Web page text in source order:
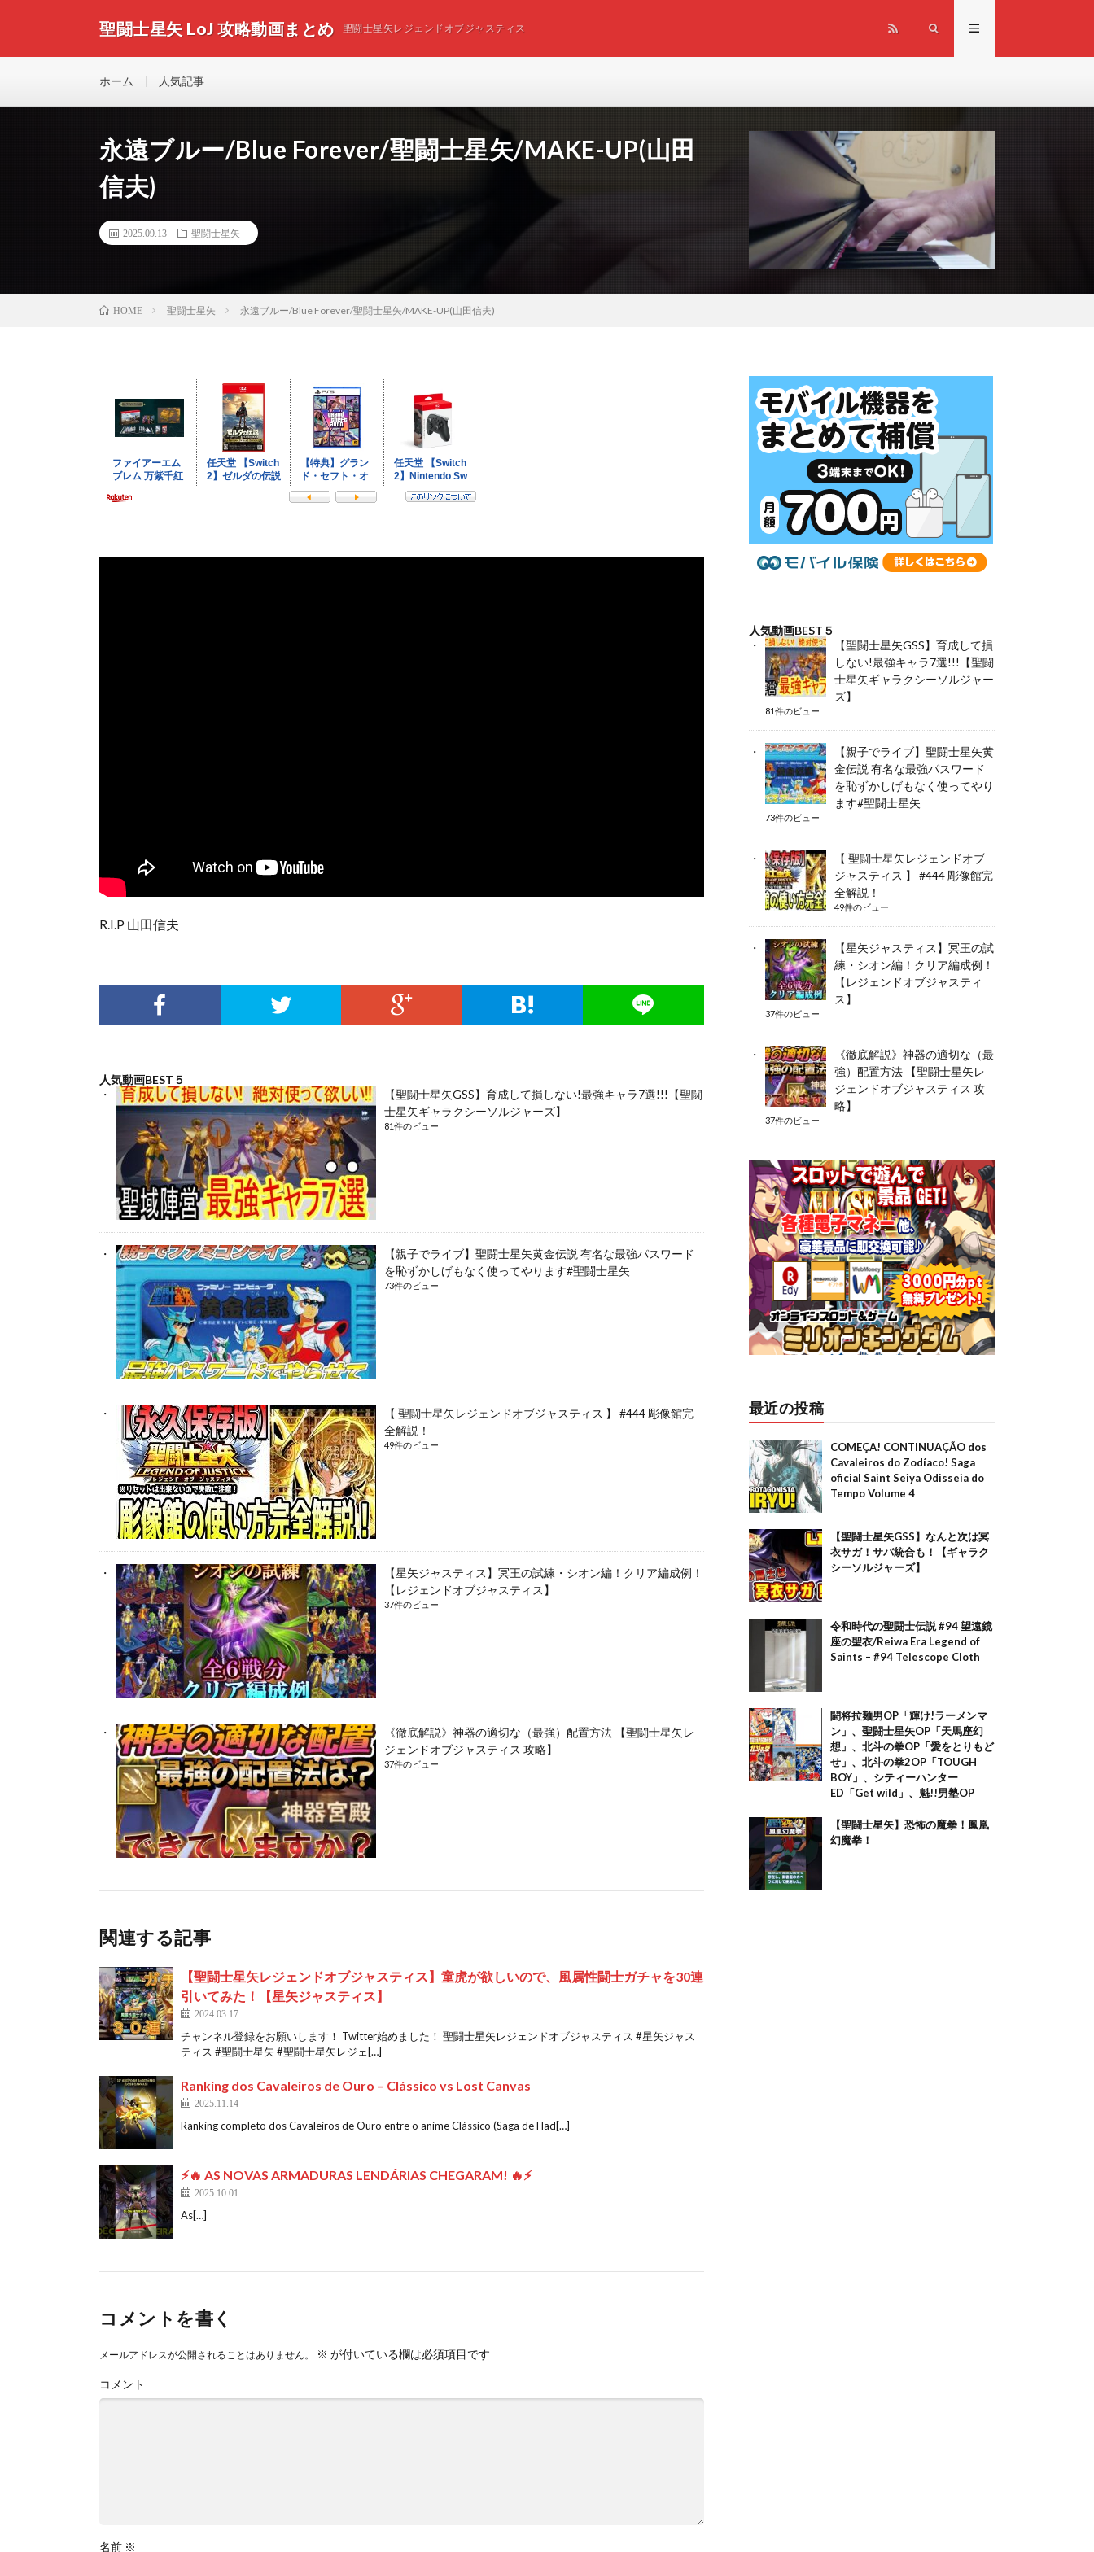
聖闘士星矢 LoJ 攻略動画まとめ 聖闘士星矢レジェンドオブジャスティス
ホーム 人気記事
永遠ブルー/Blue Forever/聖闘士星矢/MAKE-UP(山田
信夫)
2025.09.13 聖闘士星矢
HOME 聖闘士星矢 永遠ブルー/Blue Forever/聖闘士星矢/MAKE-UP(山田信夫)
R.I.P 山田信夫
人気動画BEST５
【聖闘士星矢GSS】育成して損しない!最強キャラ7選!!!【聖闘
士星矢ギャラクシーソルジャーズ】
81件のビュー
【親子でライブ】聖闘士星矢黄金伝説 有名な最強パスワード
を恥ずかしげもなく使ってやります#聖闘士星矢
73件のビュー
【 聖闘士星矢レジェンドオブジャスティス 】 #444 彫像館完
全解説！
49件のビュー
【星矢ジャスティス】冥王の試練・シオン編！クリア編成例！
【レジェンドオブジャスティス】
37件のビュー
《徹底解説》神器の適切な（最強）配置方法 【聖闘士星矢レ
ジェンドオブジャスティス 攻略】
37件のビュー
関連する記事
【聖闘士星矢レジェンドオブジャスティス】童虎が欲しいので、風属性闘士ガチャを30連
引いてみた！【星矢ジャスティス】
2024.03.17
チャンネル登録をお願いします！ Twitter始めました！ 聖闘士星矢レジェンドオブジャスティス #星矢ジャス
ティス #聖闘士星矢 #聖闘士星矢レジェ[…]
Ranking dos Cavaleiros de Ouro – Clássico vs Lost Canvas
2025.11.14
Ranking completo dos Cavaleiros de Ouro entre o anime Clássico (Saga de Had[…]
⚡🔥 AS NOVAS ARMADURAS LENDÁRIAS CHEGARAM! 🔥⚡
2025.10.01
As[…]
コメントを書く
メールアドレスが公開されることはありません。 ※ が付いている欄は必須項目です
コメント
名前 ※
人気動画BEST５
【聖闘士星矢GSS】育成して損
しない!最強キャラ7選!!!【聖闘
士星矢ギャラクシーソルジャー
ズ】
81件のビュー
【親子でライブ】聖闘士星矢黄
金伝説 有名な最強パスワード
を恥ずかしげもなく使ってやり
ます#聖闘士星矢
73件のビュー
【 聖闘士星矢レジェンドオブ
ジャスティス 】 #444 彫像館完
全解説！
49件のビュー
【星矢ジャスティス】冥王の試
練・シオン編！クリア編成例！
【レジェンドオブジャスティ
ス】
37件のビュー
《徹底解説》神器の適切な（最
強）配置方法 【聖闘士星矢レ
ジェンドオブジャスティス 攻
略】
37件のビュー
最近の投稿
COMEÇA! CONTINUAÇÃO dos
Cavaleiros do Zodíaco! Saga
oficial Saint Seiya Odisseia do
Tempo Volume 4
【聖闘士星矢GSS】なんと次は冥
衣サガ！サバ統合も！【ギャラク
シーソルジャーズ】
令和時代の聖闘士伝説 #94 望遠鏡
座の聖衣/Reiwa Era Legend of
Saints – #94 Telescope Cloth
闘将拉麺男OP「輝け!ラーメンマ
ン」、聖闘士星矢OP「天馬座幻
想」、北斗の拳OP「愛をとりもど
せ」、北斗の拳2OP「TOUGH
BOY」、シティーハンター
ED「Get wild」、魁!!男塾OP
【聖闘士星矢】恐怖の魔拳！鳳凰
幻魔拳！